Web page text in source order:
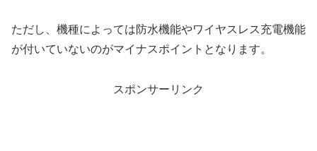
ただし、機種によっては防水機能やワイヤスレス充電機能
が付いていないのがマイナスポイントとなります。
スポンサーリンク